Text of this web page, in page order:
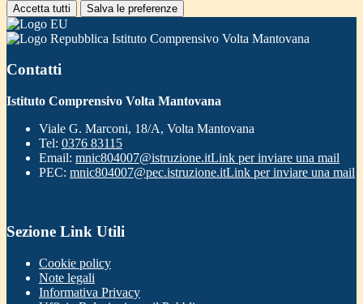
Accetta tutti Salva le preferenze
Istituto Comprensivo Volta Mantovana
Contatti
Istituto Comprensivo Volta Mantovana
Viale G. Marconi, 18/A, Volta Mantovana
Tel: 0376 83115
Email: mnic804007@istruzione.itLink per inviare una mail
PEC: mnic804007@pec.istruzione.itLink per inviare una mail
Sezione Link Utili
Cookie policy
Note legali
Informativa Privacy